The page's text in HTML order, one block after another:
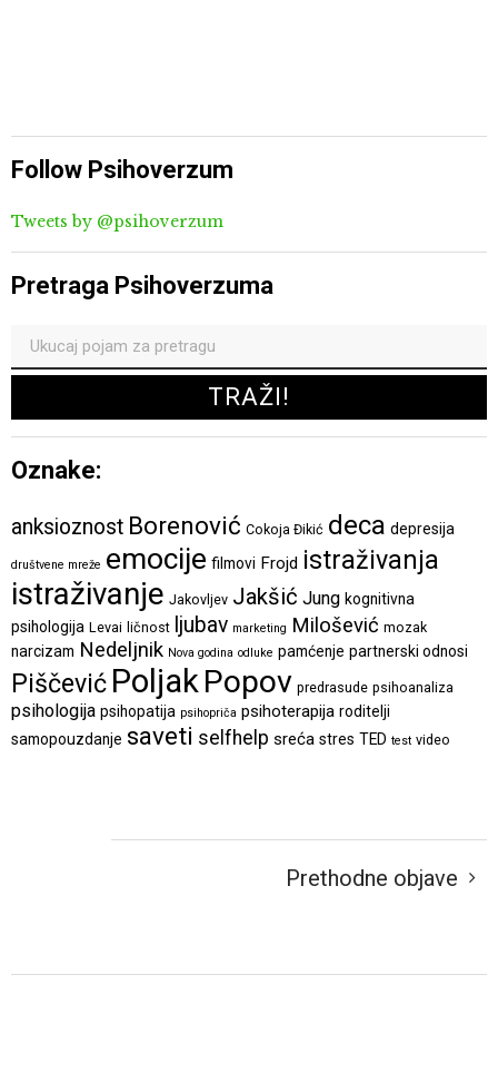
Follow Psihoverzum
Tweets by @psihoverzum
Pretraga Psihoverzuma
Oznake:
anksioznost Borenović Cokoja Đikić deca depresija
društvene mreže emocije filmovi Frojd istraživanja
istraživanje Jakovljev Jakšić Jung kognitivna
psihologija Levai ličnost ljubav marketing Milošević mozak
narcizam Nedeljnik Nova godina odluke pamćenje partnerski odnosi
Piščević PoljakPopov predrasude psihoanaliza
psihologija psihopatija psihopriča psihoterapija roditelji
samopouzdanje saveti selfhelp sreća stres TED test video
Prethodne objave